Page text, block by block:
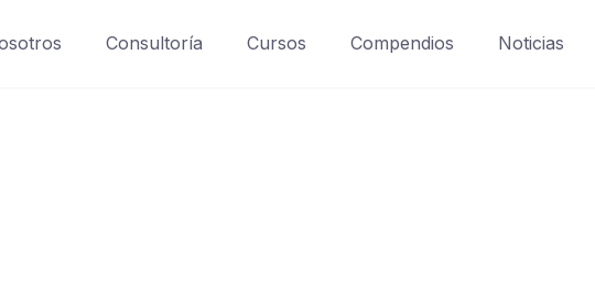
Consultoría Cursos Compendios Noticias